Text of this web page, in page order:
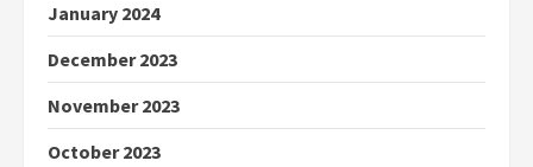
January 2024
December 2023
November 2023
October 2023